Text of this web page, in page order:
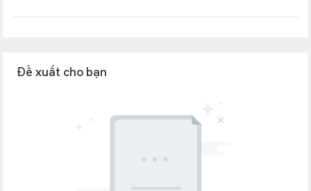
Đề xuất cho bạn